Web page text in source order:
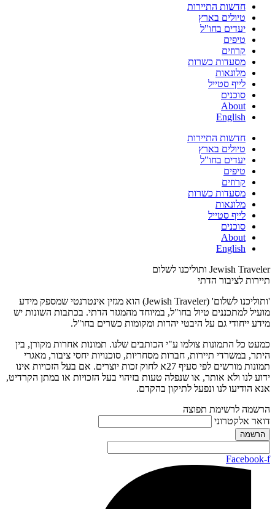
חדשות התיירות
טיולים בארץ
יעדים בחו"ל
טיפים
קרוזים
מסעדות כשרות
מלונאות
לייף סטייל
סוכנים
About
English
חדשות התיירות
טיולים בארץ
יעדים בחו"ל
טיפים
קרוזים
מסעדות כשרות
מלונאות
לייף סטייל
סוכנים
About
English
Jewish Traveler ותוליכנו לשלום
תיירות לציבור הדתי
'ותוליכנו לשלום' (Jewish Traveler) הוא מגזין אינטרנטי שמספק מידע
מועיל למתכננים טיול בחו"ל, במיוחד מהמגזר הדתי. בכתבות השונות יש
מידע ייחודי גם על היבטי יהדות ומקומות כשרים בחו"ל.
כמעט כל התמונות צולמו ע"י הכותבים שלנו. תמונות אחרות מקורן, בין
היתר, במשרדי תיירות, חברות מסחריות, סוכנויות יחסי ציבור, מאגרי
תמונות מורשים לפי סעיף 27א לחוק זכות יוצרים. אם בעל הזכויות אינו
ידוע לנו ולא אותר, או שנפלה טעות בזיהוי בעל הזכויות או במתן הקרדיט,
אנא הודיעו לנו ונפעל לתיקון בהקדם.
הרשמה לרשימת תפוצה
דואר אלקטרוני
Facebook-f